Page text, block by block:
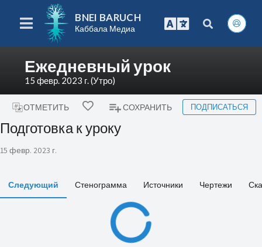
BNEI BARUCH
Каббала Медиа
Ежедневный урок
15 февр. 2023 г. (Утро)
ОТМЕТИТЬ СОХРАНИТЬ ПОДПИСАТЬСЯ
Подготовка к уроку
15 февр. 2023 г.
Следующий Стенограмма Источники Чертежи